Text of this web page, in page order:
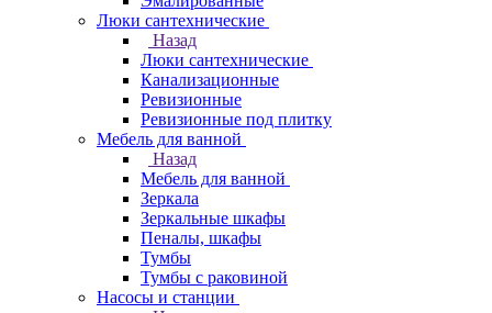
Люки сантехнические
Назад
Люки сантехнические
Канализационные
Ревизионные
Ревизионные под плитку
Мебель для ванной
Назад
Мебель для ванной
Зеркала
Зеркальные шкафы
Пеналы, шкафы
Тумбы
Тумбы с раковиной
Насосы и станции